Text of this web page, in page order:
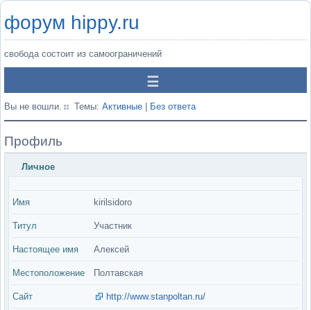
форум hippy.ru
свобода состоит из самоограничений
Вы не вошли. Темы: Активные Без ответа
Профиль
Личное
Имя kirilsidoro
Титул Участник
Настоящее имя Алексей
Местоположение Полтавская
Сайт http://www.stanpoltan.ru/